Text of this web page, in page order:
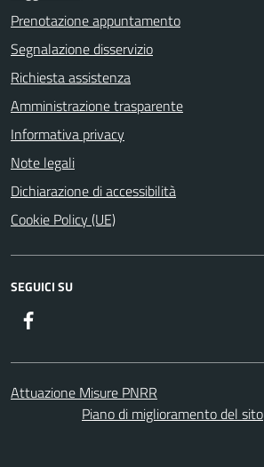
Prenotazione appuntamento
Segnalazione disservizio
Richiesta assistenza
Amministrazione trasparente
Informativa privacy
Note legali
Dichiarazione di accessibilità
Cookie Policy (UE)
SEGUICI SU
Attuazione Misure PNRR
Piano di miglioramento del sito